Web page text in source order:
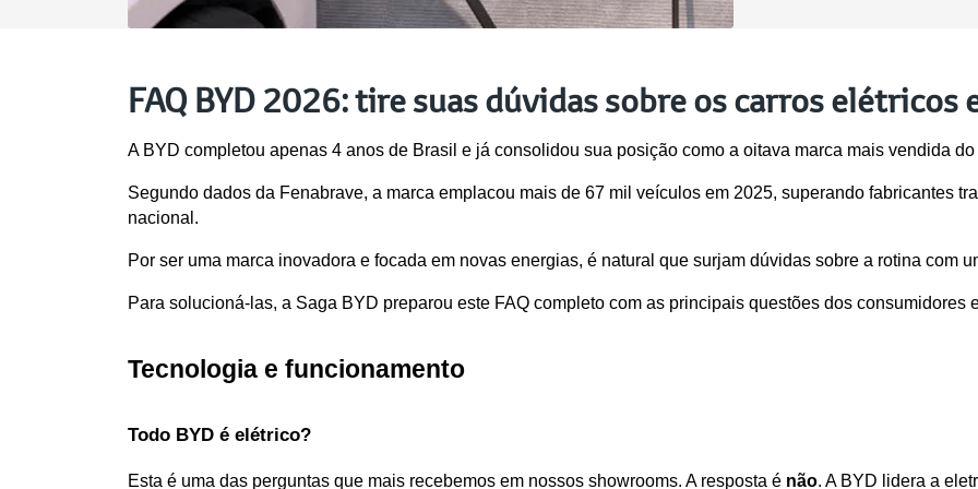
FAQ BYD 2026: tire suas dúvidas sobre os carros elétricos
A BYD completou apenas 4 anos de Brasil e já consolidou sua posição como a oitava marca mais vendida
Segundo dados da Fenabrave, a marca emplacou mais de 67 mil veículos em 2025, superando fabricantes
nacional.
Por ser uma marca inovadora e focada em novas energias, é natural que surjam dúvidas sobre a rotina com
Para solucioná-las, a Saga BYD preparou este FAQ completo com as principais questões dos consumidores
Tecnologia e funcionamento
Todo BYD é elétrico?
Esta é uma das perguntas que mais recebemos em nossos showrooms. A resposta é não. A BYD lidera a